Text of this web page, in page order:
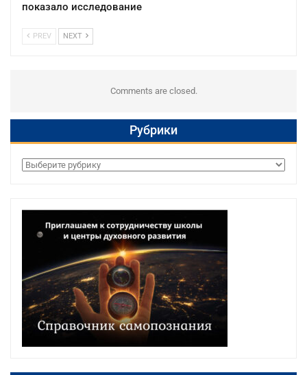
показало исследование
PREV NEXT
Comments are closed.
Рубрики
Рубрики